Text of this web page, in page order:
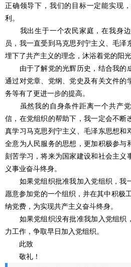
正确领导下，我们的目标一定能实现
利。
我出生于一个农民家庭，在我身边
员，我一直受到马克思列宁主义、毛泽
埋下了共产主义的理念，沐浴着党的阳光
由于了解党的光辉历史，结合我的成
通过对党章、党纲、党史及有关文件的
务等有了更进一步的提高。
虽然我的自身条件距离一个共产党
信，在党组织的帮助下，我一定会不断
真学习马克思列宁主义、毛泽东思想和
全意为人民服务的思想，更加积极参与
刻苦学习，将来为国家建设和社会主义
义事业奋斗终身。
如果党组织批准我加入党组织，我
愿意参加党的一个组织，并在其中积极
纳党费，为实现共产主义奋斗终身。
如果党组织没有批准我加入党组织
力工作，争取早日加入党组织。
此致
敬礼！